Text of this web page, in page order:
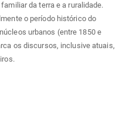
da terra e a ruralidade.
o período histórico do
urbanos (entre 1850 e
os discursos, inclusive atuais,